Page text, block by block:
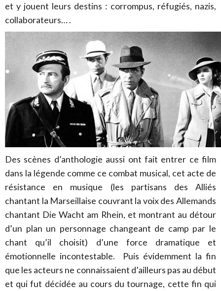
et y jouent leurs destins : corrompus, réfugiés, nazis,
collaborateurs… .
Des scènes d’anthologie aussi ont fait entrer ce film
dans la légende comme ce combat musical, cet acte de
résistance en musique (les partisans des Alliés
chantant la Marseillaise couvrant la voix des Allemands
chantant Die Wacht am Rhein, et montrant au détour
d’un plan un personnage changeant de camp par le
chant qu’il choisit) d’une force dramatique et
émotionnelle incontestable. Puis évidemment la fin
que les acteurs ne connaissaient d’ailleurs pas au début
et qui fut décidée au cours du tournage, cette fin qui